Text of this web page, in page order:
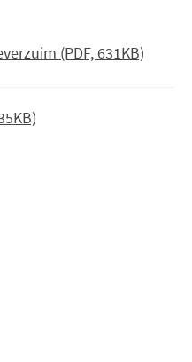
(PDF, 631KB)